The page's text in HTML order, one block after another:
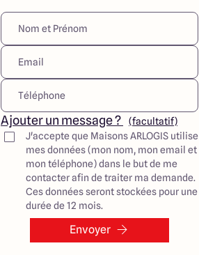
Ajouter un message ?
(facultatif)
J'accepte que Maisons ARLOGIS utilise
mes données (mon nom, mon email et
mon téléphone) dans le but de me
contacter afin de traiter ma demande.
Ces données seront stockées pour une
durée de 12 mois.
Envoyer